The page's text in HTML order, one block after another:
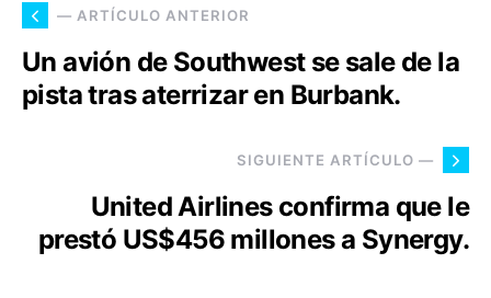
— ARTÍCULO ANTERIOR
Un avión de Southwest se sale de la
pista tras aterrizar en Burbank.
SIGUIENTE ARTÍCULO —
United Airlines confirma que le
prestó US$456 millones a Synergy.